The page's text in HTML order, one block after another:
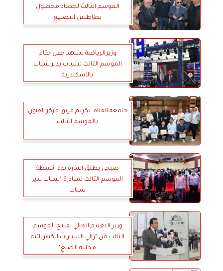
الموسم الثالث لحصاد محصول
بطاطس التصنيع
وزيرالرياضة يشهد حفل ختام
الموسم الثالث لشباب يدير شباب
بالأسكندرية
جامعة القناة: تكريم فريق مركز الفنون
بالموسم الثالث
صبحي يطلق اشارة بدء أنشطة
الموسم الثالث لمبادرة "شباب يدير
شباب
وزير التعليم العالي يفتتح الموسم
الثالث من "رالي السيارات الكهربائية
محلية الصنع"